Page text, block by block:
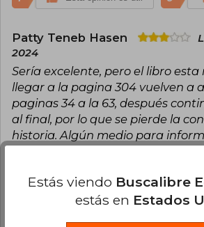
Medalla de la Libertad en
Allende se convirtió en la
lengua española
honor del National Book
Unidos por su gran
letras.
Patty Teneb Hasen
2024
Sería excelente, pero el libro esta
llegar a la pagina 304 vuelven a
paginas 34 a la 63, después
al final, por lo que se pierde la
historia. Algún medio para
que me sucede (Versión de
Estás viendo Buscalibre
estás en Estados